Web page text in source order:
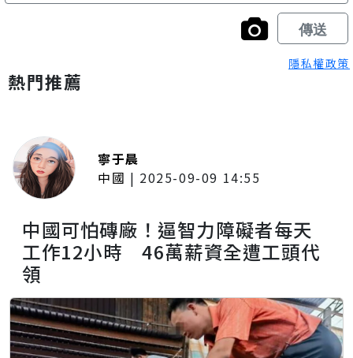
隱私權政策
熱門推薦
寧于晨
中國 | 2025-09-09 14:55
中國可怕磚廠！逼智力障礙者每天
工作12小時 46萬薪資全遭工頭代
領